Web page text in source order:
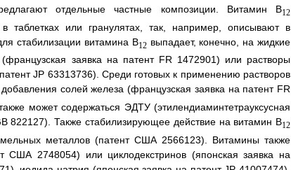
отдельные частные композиции. Витамин B12
таблетках или гранулятах, так, например, описывают в
стабилизации витамина В12выпадает, конечно, на жидкие
заявка на патент FR 1472901) или растворы
JP 63313736). Среди готовых к применению растворов
солей железа (французская заявка на патент FR
может содержаться ЭДТУ (этилендиаминтетрауксусная
822127). Также стабилизирующее действие на витамин B12
металлов (патент США 2566123). Витамины также
США 2748054) или циклодекстринов (японская заявка на